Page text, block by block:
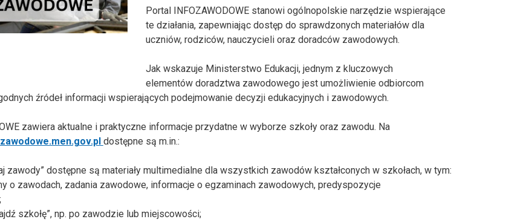
Portal INFOZAWODOWE stanowi ogólnopolskie narzędzie wspierające
te działania, zapewniając dostęp do sprawdzonych materiałów dla
uczniów, rodziców, nauczycieli oraz doradców zawodowych.
Jak wskazuje Ministerstwo Edukacji, jednym z kluczowych
elementów doradztwa zawodowego jest umożliwienie odbiorcom
źródeł informacji wspierających podejmowanie decyzji edukacyjnych i zawodowych.
zawiera aktualne i praktyczne informacje przydatne w wyborze szkoły oraz zawodu. Na
dostępne są m.in.:
zawody” dostępne są materiały multimedialne dla wszystkich zawodów kształconych w szkołach, w tym:
o zawodach, zadania zawodowe, informacje o egzaminach zawodowych, predyspozycje
szkołę”, np. po zawodzie lub miejscowości;